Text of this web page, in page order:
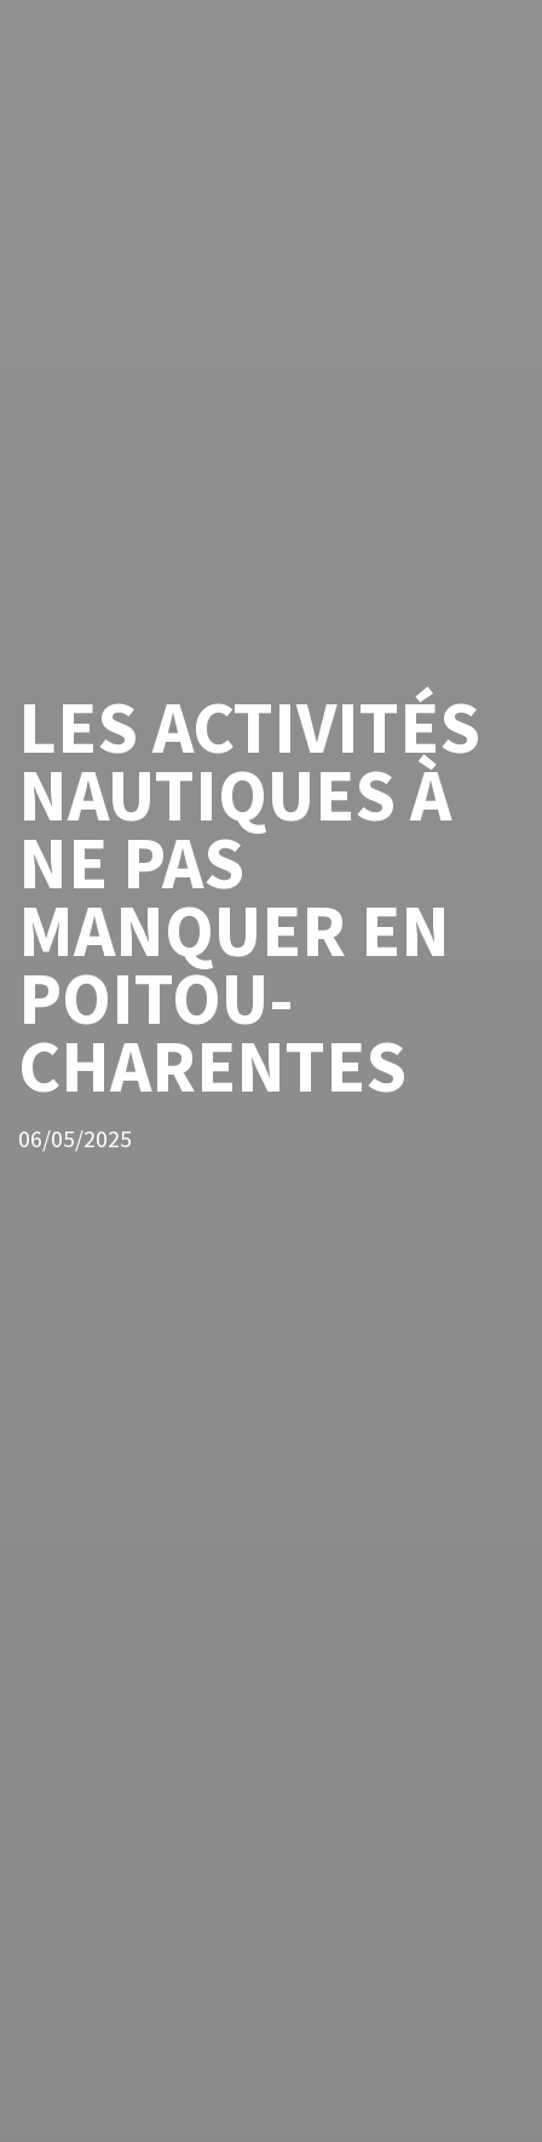
LES ACTIVITÉS
NAUTIQUES À
NE PAS
MANQUER EN
POITOU-
CHARENTES
06/05/2025